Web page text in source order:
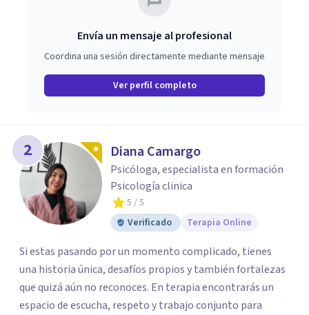
Envía un mensaje al profesional
Coordina una sesión directamente mediante mensaje
Ver perfil completo
2 Diana Camargo
Psicóloga, especialista en formación
Psicología clinica
5 / 5
Verificado
Terapia Online
Si estas pasando por un momento complicado, tienes
una historia única, desafíos propios y también fortalezas
que quizá aún no reconoces. En terapia encontrarás un
espacio de escucha, respeto y trabajo conjunto para